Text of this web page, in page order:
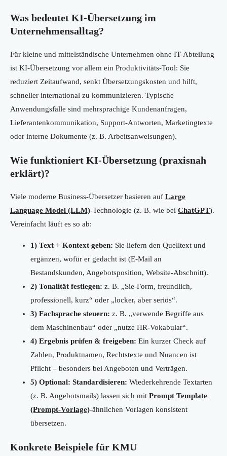
Was bedeutet KI-Übersetzung im
Unternehmensalltag?
Für kleine und mittelständische Unternehmen ohne IT-Abteilung
ist KI-Übersetzung vor allem ein Produktivitäts-Tool: Sie
reduziert Zeitaufwand, senkt Übersetzungskosten und hilft,
schneller international zu kommunizieren. Typische
Anwendungsfälle sind mehrsprachige Kundenanfragen,
Lieferantenkommunikation, Support-Antworten, Marketingtexte
oder interne Dokumente (z. B. Arbeitsanweisungen).
Wie funktioniert KI-Übersetzung (praxisnah
erklärt)?
Viele moderne Business-Übersetzer basieren auf Large
Language Model (LLM)-Technologie (z. B. wie bei ChatGPT).
Vereinfacht läuft es so ab:
1) Text + Kontext geben: Sie liefern den Quelltext und
ergänzen, wofür er gedacht ist (E-Mail an
Bestandskunden, Angebotsposition, Website-Abschnitt).
2) Tonalität festlegen: z. B. „Sie-Form, freundlich,
professionell, kurz“ oder „locker, aber seriös“.
3) Fachsprache steuern: z. B. „verwende Begriffe aus
dem Maschinenbau“ oder „nutze HR-Vokabular“.
4) Ergebnis prüfen & freigeben: Ein kurzer Check auf
Zahlen, Produktnamen, Rechtstexte und Nuancen ist
Pflicht – besonders bei Angeboten und Verträgen.
5) Optional: Standardisieren: Wiederkehrende Textarten
(z. B. Angebotsmails) lassen sich mit Prompt Template
(Prompt-Vorlage)-ähnlichen Vorlagen konsistent
übersetzen.
Konkrete Beispiele für KMU